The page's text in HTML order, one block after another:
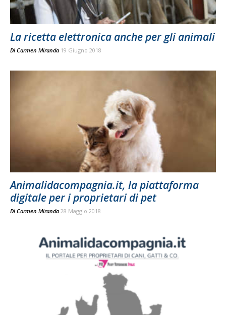
La ricetta elettronica anche per gli animali
Di Carmen Miranda 19 Giugno 2018
Animalidacompagnia.it, la piattaforma
digitale per i proprietari di pet
Di Carmen Miranda 28 Maggio 2018